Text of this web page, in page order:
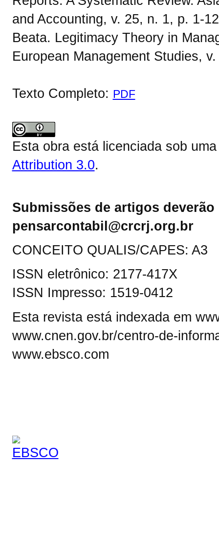
and Accounting, v. 25, n. 1, p. 1-
Beata. Legitimacy Theory in
European Management Studies,
Texto Completo: PDF
Esta obra está licenciada sob
Attribution 3.0.
Submissões de artigos
pensarcontabil@crcrj.org.br
CONCEITO QUALIS/CAPES: A3
ISSN eletrônico: 2177-417X
ISSN Impresso: 1519-0412
Esta revista está indexada em
www.cnen.gov.br/centro-de-
www.ebsco.com